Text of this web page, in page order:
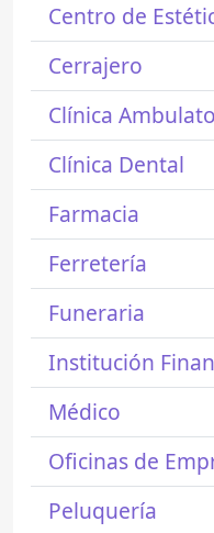
Centro de
Cerrajero
Clínica
Clínica Dental
Farmacia
Ferretería
Funeraria
Institución
Médico
Oficinas de
Peluquería